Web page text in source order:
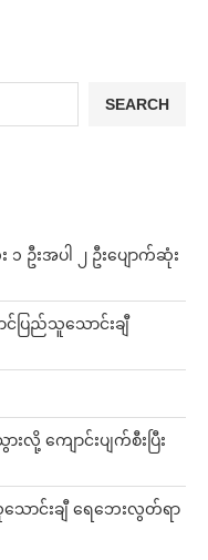
SEARCH
ဦးအပါ ၂ ဦးပျောက်ဆုံး
ပြည်သူသောင်းချီ
လို့ ကျောင်းပျက်စီးပြီး
ောင်းချီ ရေဘေးလွတ်ရာ